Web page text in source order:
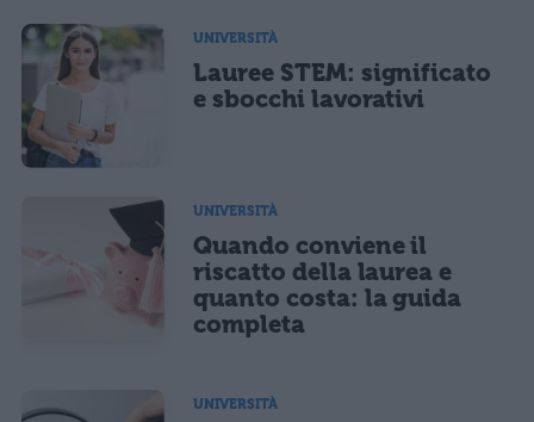
UNIVERSITÀ
Lauree STEM: significato
e sbocchi lavorativi
UNIVERSITÀ
Quando conviene il
riscatto della laurea e
quanto costa: la guida
completa
UNIVERSITÀ